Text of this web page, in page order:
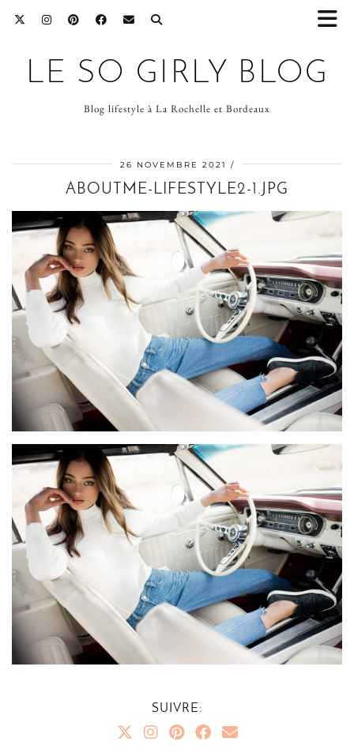
LE SO GIRLY BLOG
Blog lifestyle à La Rochelle et Bordeaux
26 NOVEMBRE 2021
ABOUTME-LIFESTYLE2-1.JPG
SUIVRE: